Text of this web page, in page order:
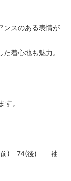
ンスのある表情が
着心地も魅力。
す。
前) 74(後) 袖